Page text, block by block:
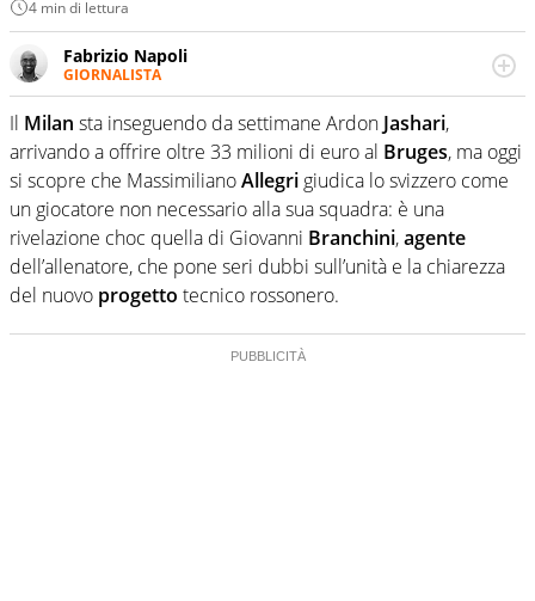
4 min di lettura
Fabrizio Napoli
GIORNALISTA
Giornalista professionista, per Virgilio Sport segue anche
il calcio ma è con la pallanuoto che esalta competenze e
passioni. Cura la comunicazione di HaBaWaBa, il più
grande festival di waterpolo per bambini al mondo
Il Milan sta inseguendo da settimane Ardon Jashari,
arrivando a offrire oltre 33 milioni di euro al Bruges, ma oggi
si scopre che MassimilianoAllegri giudica lo svizzero come
un giocatore non necessario alla sua squadra: è una
rivelazione choc quella di Giovanni Branchini,agente
dell’allenatore, che pone seri dubbi sull’unità e la chiarezza
del nuovo progetto tecnico rossonero.